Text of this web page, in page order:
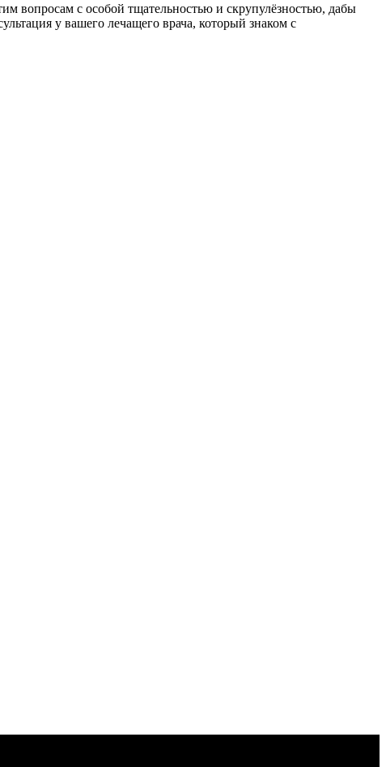
вопросам с особой тщательностью и скрупулёзностью, дабы
у вашего лечащего врача, который знаком с